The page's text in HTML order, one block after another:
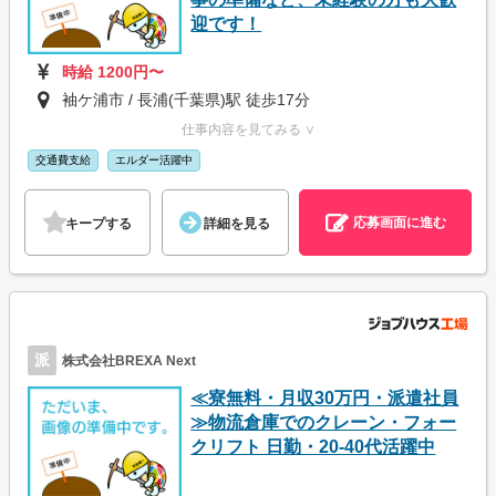
迎です！
時給 1200円〜
袖ケ浦市 / 長浦(千葉県)駅 徒歩17分
仕事内容を見てみる ∨
交通費支給 エルダー活躍中
キープする 詳細を見る 応募画面に進む
派 株式会社BREXA Next
≪寮無料・月収30万円・派遣社員
≫物流倉庫でのクレーン・フォー
クリフト 日勤・20-40代活躍中